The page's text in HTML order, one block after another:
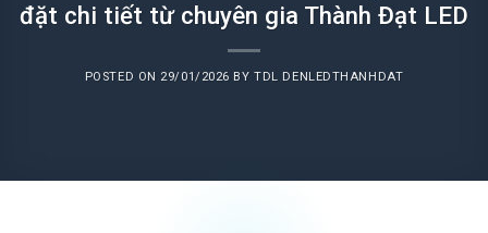
đặt chi tiết từ chuyên gia Thành Đạt LED
POSTED ON 29/01/2026 BYTDL DENLEDTHANHDAT